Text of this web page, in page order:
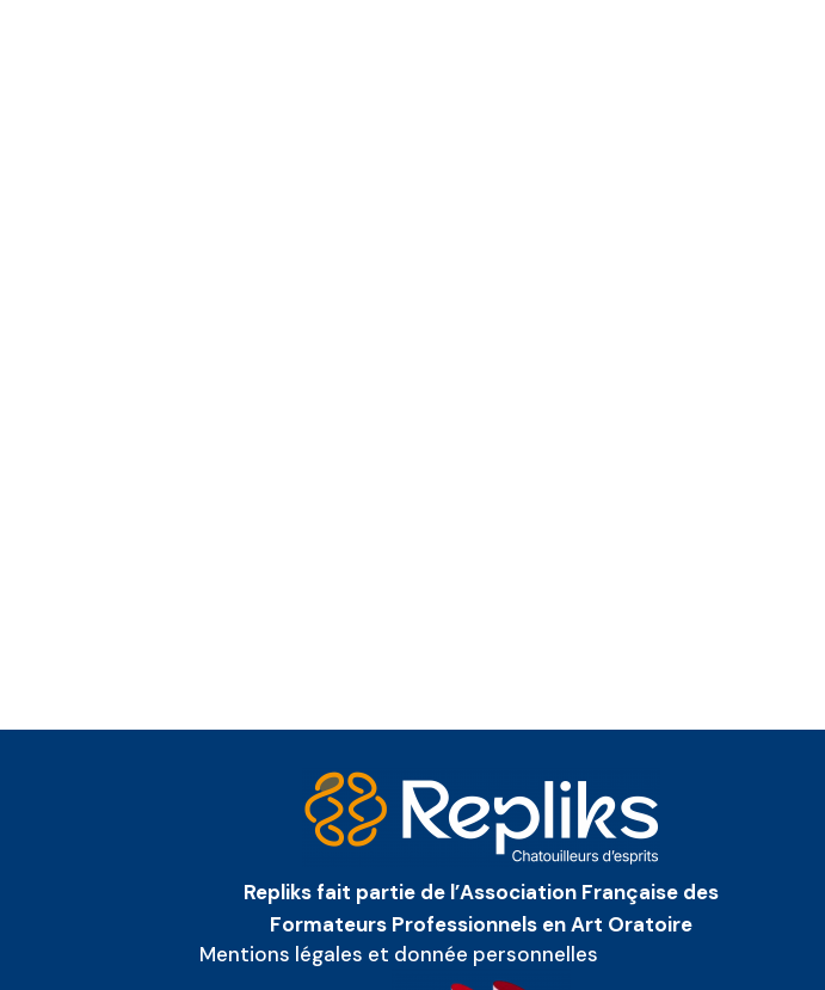
Repliks fait partie de l’Association Française des
Formateurs Professionnels en Art Oratoire
Mentions légales et donnée personnelles